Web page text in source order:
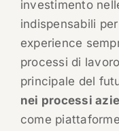
investimento
indispensabili
experience
processi di
principale del
nei processi
come